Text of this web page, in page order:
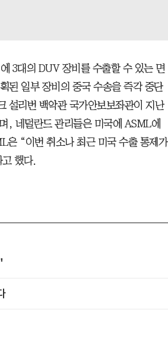
3대의 DUV 장비를 수출할 수 있는 면
된 일부 장비의 중국 수송을 즉각 중단
설리번 백악관 국가안보보좌관이 지난
, 네덜란드 관리들은 미국에 ASML에
은 “이번 취소나 최근 미국 수출 통제가
했다.